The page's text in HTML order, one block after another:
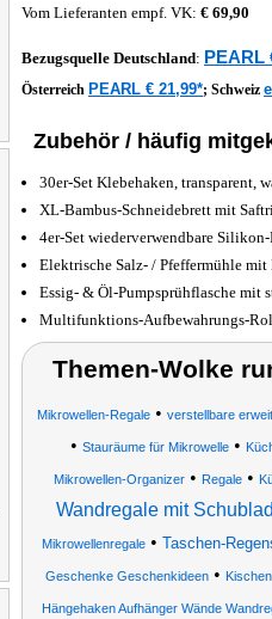
Vom Lieferanten empf. VK: € 69,90
Bezugsquelle Deutschland: PEARL
Österreich PEARL € 21,99*; Schweiz
Zubehör / häufig
30er-Set Klebehaken, transparent,
XL-Bambus-Schneidebrett mit
4er-Set wiederverwendbare
Elektrische Salz- / Pfeffermühle
Essig- & Öl-Pumpsprühflasche mit
Multifunktions-Aufbewahrungs-
Themen-Wolke
Mikrowellen-Regale • verstellbare
• Stauräume für Mikrowelle •
Mikrowellen-Organizer• Regale•
Wandregale mit
Mikrowellenregale• Taschen-
Geschenke Geschenkideen•
Hängehaken Aufhänger Wände